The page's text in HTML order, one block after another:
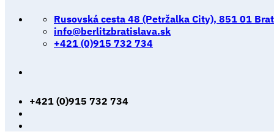
content
Rusovská cesta 48 (Petržalka City), 851 01
info@berlitzbratislava.sk
+421 (0)915 732 734
+421 (0)915 732 734